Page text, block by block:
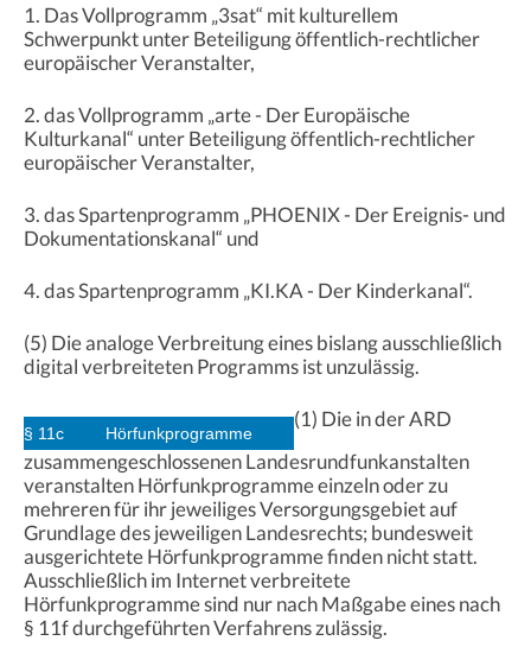
1. Das Vollprogramm „3sat“ mit kulturellem
Schwerpunkt unter Beteiligung öffentlich-rechtlicher
europäischer Veranstalter,
2. das Vollprogramm „arte - Der Europäische
Kulturkanal“ unter Beteiligung öffentlich-rechtlicher
europäischer Veranstalter,
3. das Spartenprogramm „PHOENIX - Der Ereignis- und
Dokumentationskanal“ und
4. das Spartenprogramm „KI.KA - Der Kinderkanal“.
(5) Die analoge Verbreitung eines bislang ausschließlich
digital verbreiteten Programms ist unzulässig.
§ 11c Hörfunkprogramme
(1) Die in der ARD
zusammengeschlossenen Landesrundfunkanstalten
veranstalten Hörfunkprogramme einzeln oder zu
mehreren für ihr jeweiliges Versorgungsgebiet auf
Grundlage des jeweiligen Landesrechts; bundesweit
ausgerichtete Hörfunkprogramme finden nicht statt.
Ausschließlich im Internet verbreitete
Hörfunkprogramme sind nur nach Maßgabe eines nach
§ 11f durchgeführten Verfahrens zulässig.